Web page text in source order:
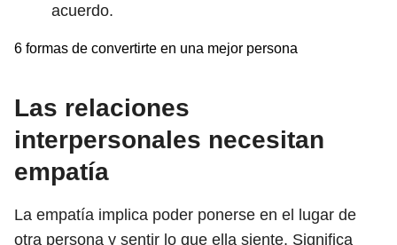
acuerdo.
6 formas de convertirte en una mejor persona
Las relaciones
interpersonales necesitan
empatía
La empatía implica poder ponerse en el lugar de
otra persona y sentir lo que ella siente. Significa